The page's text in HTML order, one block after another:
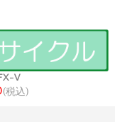
V
(税込)